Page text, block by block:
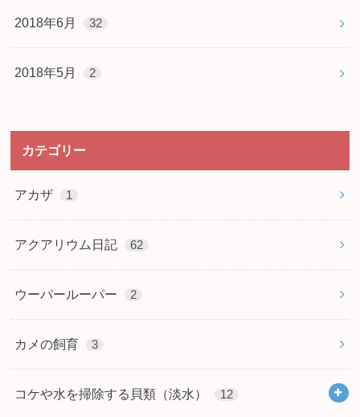
2018年6月 32
2018年5月 2
カテゴリー
アカザ 1
アクアリウム日記 62
ウーパールーパー 2
カメの飼育 3
コケや水を掃除する貝類（淡水） 12